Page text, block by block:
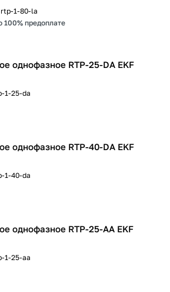
rtp-1-80-la
100% предоплате
однофазное RTP-25-DA EKF
1-25-da
однофазное RTP-40-DA EKF
1-40-da
однофазное RTP-25-AA EKF
1-25-aa